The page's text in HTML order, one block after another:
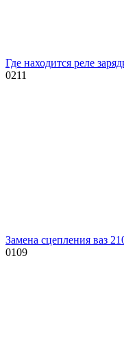
Где находится реле
0211
Замена сцепления ваз
0109